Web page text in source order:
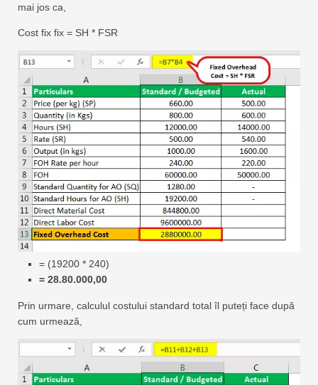
mai jos ca,
Cost fix fix = SH * FSR
= (19200 * 240)
= 28.80.000,00
Prin urmare, calculul costului standard total îl puteți face după
cum urmează,